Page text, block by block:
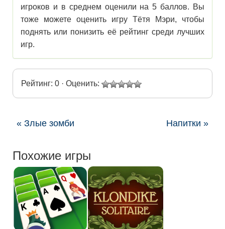
игроков и в среднем оценили на 5 баллов. Вы
тоже можете оценить игру Тётя Мэри, чтобы
поднять или понизить её рейтинг среди лучших
игр.
Рейтинг: 0 · Оценить:
« Злые зомби Напитки »
Похожие игры